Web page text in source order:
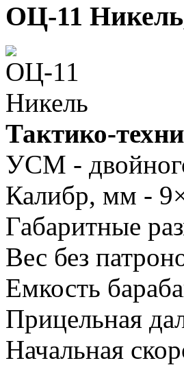
ОЦ-11
Тактико-
УСМ -
Калибр, мм -
Габаритные
Вес без
Емкость
Прицельная
Начальная